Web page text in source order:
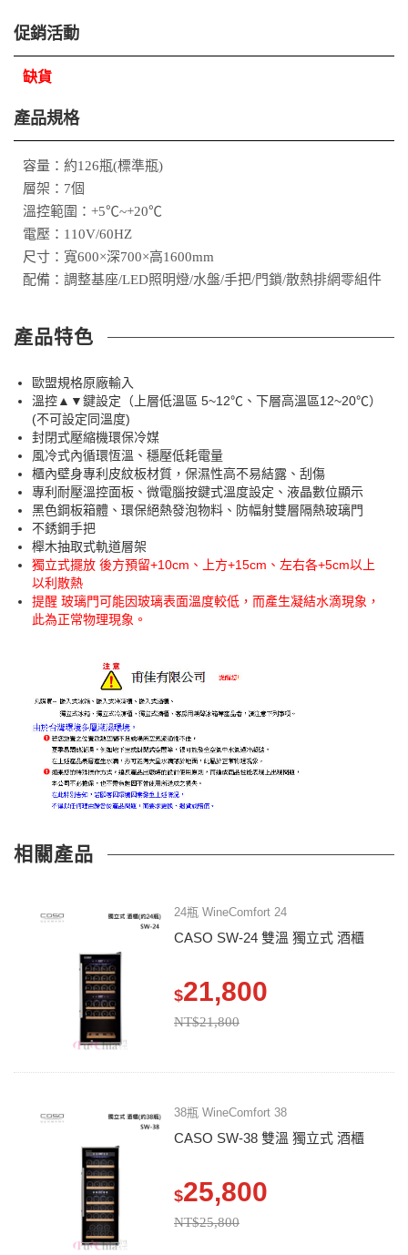
促銷活動
缺貨
產品規格
容量：約126瓶(標準瓶)
層架：7個
溫控範圍：+5℃~+20℃
電壓：110V/60HZ
尺寸：寬600×深700×高1600mm
配備：調整基座/LED照明燈/水盤/手把/門鎖/散熱排網零組件
產品特色
歐盟規格原廠輸入
溫控▲▼鍵設定（上層低溫區 5~12℃、下層高溫區12~20℃）
(不可設定同溫度)
封閉式壓縮機環保冷媒
風冷式內循環恆溫、穩壓低耗電量
櫃內壁身專利皮紋板材質，保濕性高不易結露、刮傷
專利耐壓溫控面板、微電腦按鍵式溫度設定、液晶數位顯示
黑色鋼板箱體、環保絕熱發泡物料、防幅射雙層隔熱玻璃門
不銹鋼手把
櫸木抽取式軌道層架
獨立式擺放 後方預留+10cm、上方+15cm、左右各+5cm以上
以利散熱
提醒 玻璃門可能因玻璃表面溫度較低，而產生凝結水滴現象，
此為正常物理現象。
相關產品
24瓶 WineComfort 24
CASO SW-24 雙溫 獨立式 酒櫃
$21,800
NT$21,800
38瓶 WineComfort 38
CASO SW-38 雙溫 獨立式 酒櫃
$25,800
NT$25,800